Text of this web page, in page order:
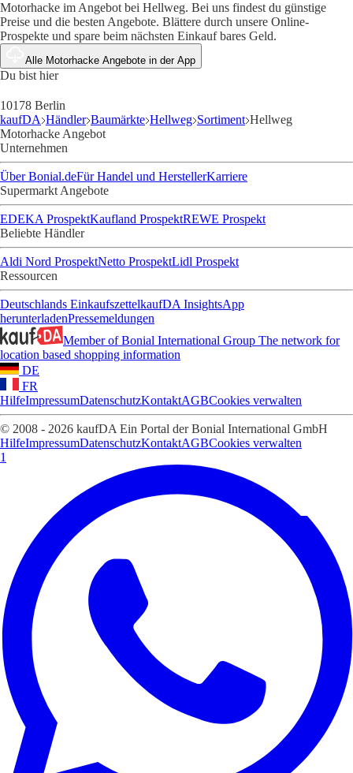
Motorhacke im Angebot bei Hellweg. Bei uns findest du günstige
Preise und die besten Angebote. Blättere durch unsere Online-
Prospekte und spare beim nächsten Einkauf bares Geld.
Alle Motorhacke Angebote in der App
Du bist hier
10178 Berlin
kaufDA Händler Baumärkte Hellweg Sortiment Hellweg
Motorhacke Angebot
Unternehmen
Über Bonial.deFür Handel und HerstellerKarriere
Supermarkt Angebote
EDEKA ProspektKaufland ProspektREWE Prospekt
Beliebte Händler
Aldi Nord ProspektNetto ProspektLidl Prospekt
Ressourcen
Deutschlands EinkaufszettelkaufDA InsightsApp
herunterladenPressemeldungen
Member of Bonial International Group The network for
location based shopping information
DE
FR
HilfeImpressumDatenschutzKontaktAGBCookies verwalten
© 2008 - 2026 kaufDA Ein Portal der Bonial International GmbH
HilfeImpressumDatenschutzKontaktAGBCookies verwalten
1